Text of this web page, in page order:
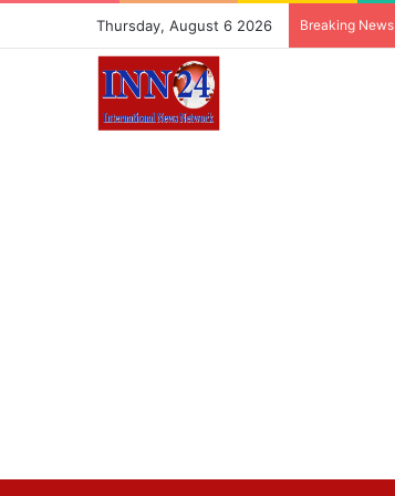
Thursday, August 6 2026 Breaking News